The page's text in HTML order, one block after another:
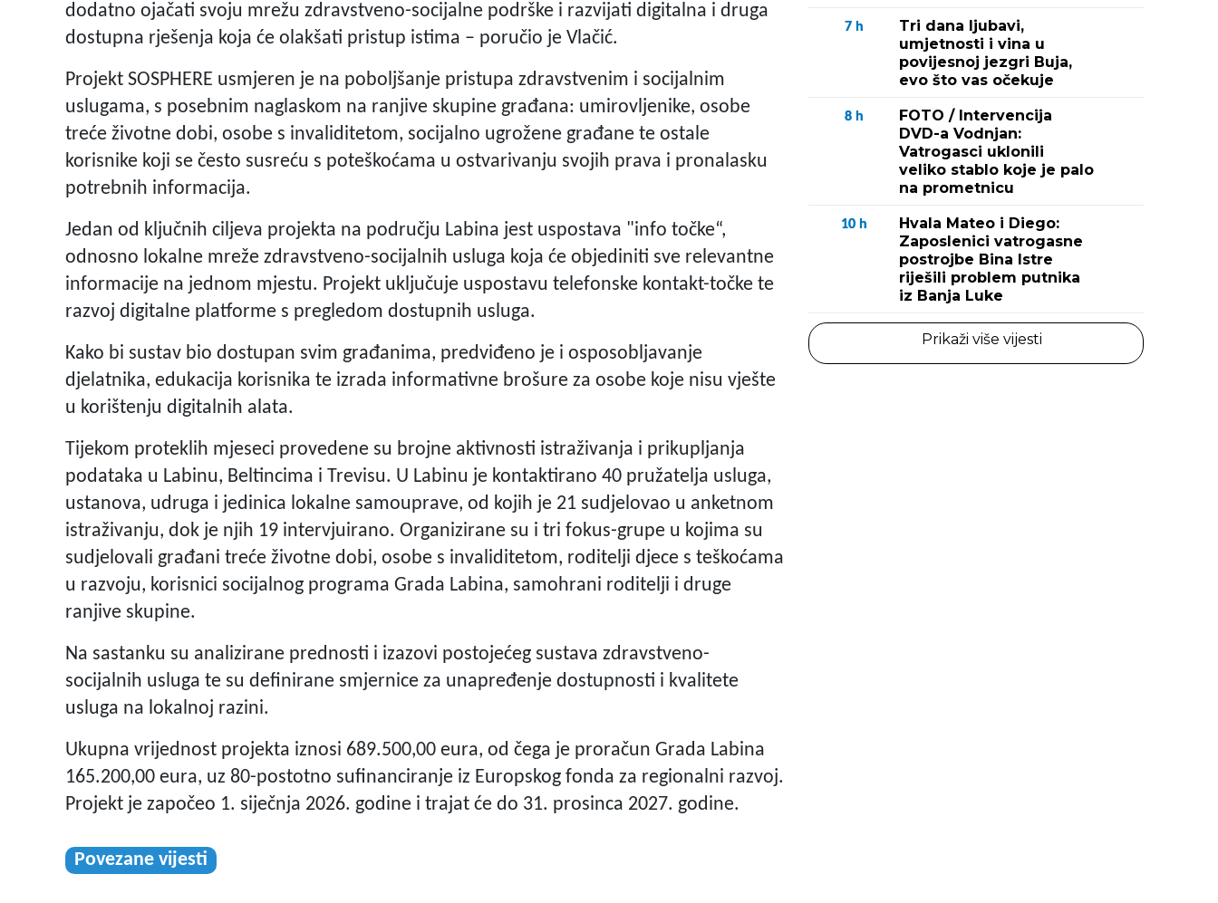
dodatno ojačati svoju mrežu zdravstveno-socijalne podrške i razvijati digitalna i druga
dostupna rješenja koja će olakšati pristup istima – poručio je Vlačić.
Projekt SOSPHERE usmjeren je na poboljšanje pristupa zdravstvenim i socijalnim
uslugama, s posebnim naglaskom na ranjive skupine građana: umirovljenike, osobe
treće životne dobi, osobe s invaliditetom, socijalno ugrožene građane te ostale
korisnike koji se često susreću s poteškoćama u ostvarivanju svojih prava i pronalasku
potrebnih informacija.
Jedan od ključnih ciljeva projekta na području Labina jest uspostava "info točke“,
odnosno lokalne mreže zdravstveno-socijalnih usluga koja će objediniti sve relevantne
informacije na jednom mjestu. Projekt uključuje uspostavu telefonske kontakt-točke te
razvoj digitalne platforme s pregledom dostupnih usluga.
Kako bi sustav bio dostupan svim građanima, predviđeno je i osposobljavanje
djelatnika, edukacija korisnika te izrada informativne brošure za osobe koje nisu vješte
u korištenju digitalnih alata.
Tijekom proteklih mjeseci provedene su brojne aktivnosti istraživanja i prikupljanja
podataka u Labinu, Beltincima i Trevisu. U Labinu je kontaktirano 40 pružatelja usluga,
ustanova, udruga i jedinica lokalne samouprave, od kojih je 21 sudjelovao u anketnom
istraživanju, dok je njih 19 intervjuirano. Organizirane su i tri fokus-grupe u kojima su
sudjelovali građani treće životne dobi, osobe s invaliditetom, roditelji djece s teškoćama
u razvoju, korisnici socijalnog programa Grada Labina, samohrani roditelji i druge
ranjive skupine.
Na sastanku su analizirane prednosti i izazovi postojećeg sustava zdravstveno-
socijalnih usluga te su definirane smjernice za unapređenje dostupnosti i kvalitete
usluga na lokalnoj razini.
Ukupna vrijednost projekta iznosi 689.500,00 eura, od čega je proračun Grada Labina
165.200,00 eura, uz 80-postotno sufinanciranje iz Europskog fonda za regionalni razvoj.
Projekt je započeo 1. siječnja 2026. godine i trajat će do 31. prosinca 2027. godine.
Povezane vijesti
7 h
Tri dana ljubavi,
umjetnosti i vina u
povijesnoj jezgri Buja,
evo što vas očekuje
8 h
FOTO / Intervencija
DVD-a Vodnjan:
Vatrogasci uklonili
veliko stablo koje je palo
na prometnicu
10 h
Hvala Mateo i Diego:
Zaposlenici vatrogasne
postrojbe Bina Istre
riješili problem putnika
iz Banja Luke
Prikaži više vijesti